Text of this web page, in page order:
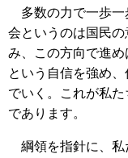
多数の力で一歩一
会というのは国民
み、この方向で進
という自信を強め
でいく。これが私
であります。
綱領を指針に、私